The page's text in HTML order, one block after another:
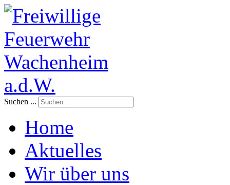
Suchen ...
Home
Aktuelles
Wir über uns